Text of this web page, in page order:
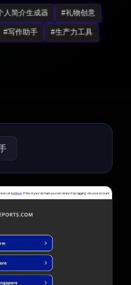
人简介生成器 #礼物创意
#写作助手 #生产力工具
助手
助手
手 AI回复助手
体助手